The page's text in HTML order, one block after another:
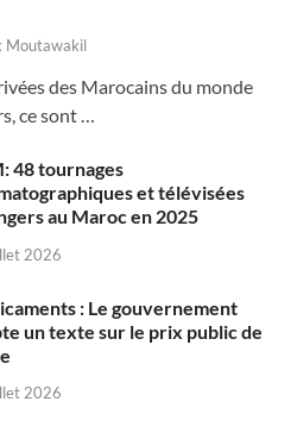
Moutawakil
des Marocains du monde
ce sont …
48 tournages
et télévisées
au Maroc en 2025
2026
: Le gouvernement
un texte sur le prix public de
2026